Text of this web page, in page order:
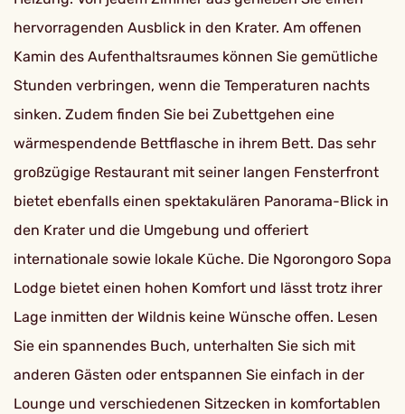
hervorragenden Ausblick in den Krater. Am offenen
Kamin des Aufenthaltsraumes können Sie gemütliche
Stunden verbringen, wenn die Temperaturen nachts
sinken. Zudem finden Sie bei Zubettgehen eine
wärmespendende Bettflasche in ihrem Bett. Das sehr
großzügige Restaurant mit seiner langen Fensterfront
bietet ebenfalls einen spektakulären Panorama-Blick in
den Krater und die Umgebung und offeriert
internationale sowie lokale Küche. Die Ngorongoro Sopa
Lodge bietet einen hohen Komfort und lässt trotz ihrer
Lage inmitten der Wildnis keine Wünsche offen. Lesen
Sie ein spannendes Buch, unterhalten Sie sich mit
anderen Gästen oder entspannen Sie einfach in der
Lounge und verschiedenen Sitzecken in komfortablen